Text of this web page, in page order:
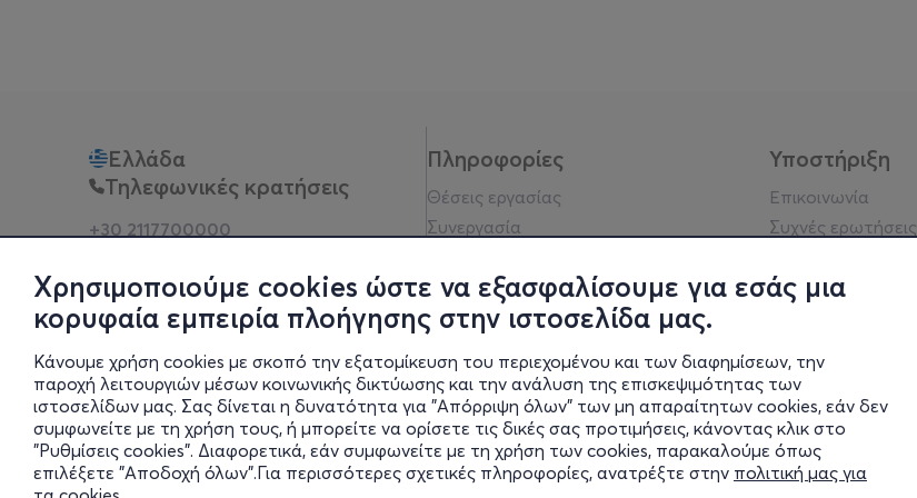
Χρησιμοποιούμε cookies ώστε να εξασφαλίσουμε για εσάς μια
κορυφαία εμπειρία πλοήγησης στην ιστοσελίδα μας.
Κάνουμε χρήση cookies με σκοπό την εξατομίκευση του περιεχομένου και των διαφημίσεων, την
παροχή λειτουργιών μέσων κοινωνικής δικτύωσης και την ανάλυση της επισκεψιμότητας των
ιστοσελίδων μας. Σας δίνεται η δυνατότητα για "Απόρριψη όλων" των μη απαραίτητων cookies, εάν δεν
συμφωνείτε με τη χρήση τους, ή μπορείτε να ορίσετε τις δικές σας προτιμήσεις, κάνοντας κλικ στο
"Ρυθμίσεις cookies". Διαφορετικά, εάν συμφωνείτε με τη χρήση των cookies, παρακαλούμε όπως
επιλέξετε "Αποδοχή όλων".Για περισσότερες σχετικές πληροφορίες, ανατρέξτε στην πολιτική μας για
Ελλάδα
Τηλεφωνικές κρατήσεις
+30 2117700000
Φυσικά σημεία
Πληροφορίες
Θέσεις εργασίας
Συνεργασία
Πολιτική απορρήτου
Νομική σημείωση
Blog
Οικονομικά στοιχεία
Πολιτικές Εταιρείας
Έκθεση Διαφάνειας
Υποστήριξη
Επικοινωνία
Συχνές ερωτήσεις
Υπηρεσίες
Σύνδεση reseller